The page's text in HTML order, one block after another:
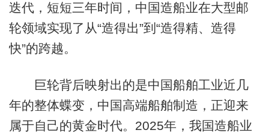
迭代，短短三年时间，中国造船业在大型邮
轮领域实现了从“造得出”到“造得精、造得
快”的跨越。
巨轮背后映射出的是中国船舶工业近几
年的整体蝶变，中国高端船舶制造，正迎来
属于自己的黄金时代。2025年，我国造船业